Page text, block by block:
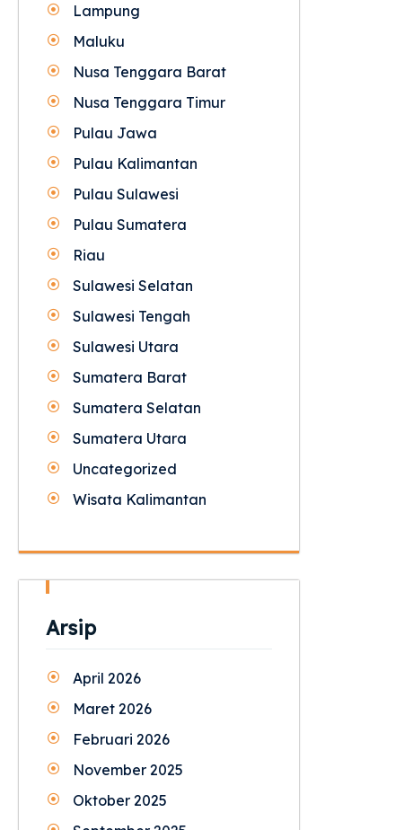
Lampung
Maluku
Nusa Tenggara Barat
Nusa Tenggara Timur
Pulau Jawa
Pulau Kalimantan
Pulau Sulawesi
Pulau Sumatera
Riau
Sulawesi Selatan
Sulawesi Tengah
Sulawesi Utara
Sumatera Barat
Sumatera Selatan
Sumatera Utara
Uncategorized
Wisata Kalimantan
Arsip
April 2026
Maret 2026
Februari 2026
November 2025
Oktober 2025